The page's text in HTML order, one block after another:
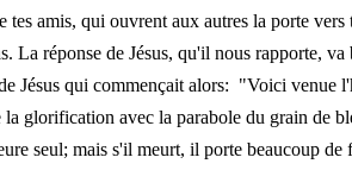
tes amis, qui ouvrent aux autres la porte
La réponse de Jésus, qu'il nous rapporte,
Jésus qui commençait alors: "Voici venue
glorification avec la parabole du grain de
seul; mais s'il meurt, il porte beaucoup